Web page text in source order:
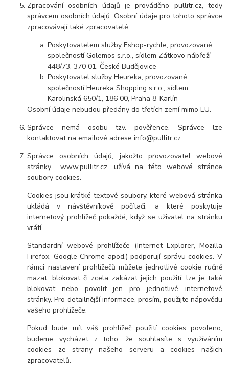
Zpracování osobních údajů je prováděno pullitr.cz, tedy
správcem osobních údajů. Osobní údaje pro tohoto správce
zpracovávají také zpracovatelé:
Poskytovatelem služby Eshop-rychle, provozované
společností Golemos s.r.o., sídlem Zátkovo nábřeží
448/73, 370 01, České Budějovice
Poskytovatel služby Heureka, provozované
společností Heureka Shopping s.r.o., sídlem
Karolinská 650/1, 186 00, Praha 8-Karlín
Osobní údaje nebudou předány do třetích zemí mimo EU.
Správce nemá osobu tzv. pověřence. Správce lze
kontaktovat na emailové adreseinfo@pullitr.cz.
Správce osobních údajů, jakožto provozovatel webové
stránky …www.pullitr.cz, užívá na této webové stránce
soubory cookies.
Cookies jsou krátké textové soubory, které webová stránka
ukládá v návštěvníkově počítači, a které poskytuje
internetový prohlížeč pokaždé, když se uživatel na stránku
vrátí.
Standardní webové prohlížeče (Internet Explorer, Mozilla
Firefox, Google Chrome apod.) podporují správu cookies. V
rámci nastavení prohlížečů můžete jednotlivé cookie ručně
mazat, blokovat či zcela zakázat jejich použití, lze je také
blokovat nebo povolit jen pro jednotlivé internetové
stránky. Pro detailnější informace, prosím, použijte nápovědu
vašeho prohlížeče.
Pokud bude mít váš prohlížeč použití cookies povoleno,
budeme vycházet z toho, že souhlasíte s využíváním
cookies ze strany našeho serveru a cookies našich
zpracovatelů.